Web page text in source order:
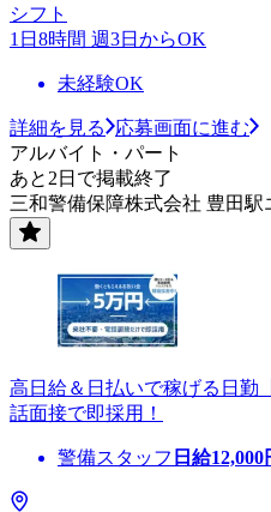
シフト
1日8時間 週3日からOK
未経験OK
詳細を見る
応募画面に進む
アルバイト・パート
あと2日で掲載終了
三和警備保障株式会社 豊田駅
高日給＆日払いで稼げる日勤
話面接で即採用！
警備スタッフ 日給12,000